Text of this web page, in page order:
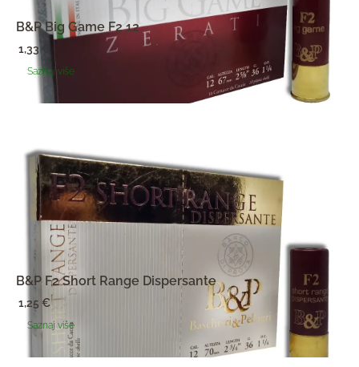
B&P Big Game F2 12
1,33€
Saznaj više
B&P F2 Short Range Dispersante
1,25€
Saznaj više